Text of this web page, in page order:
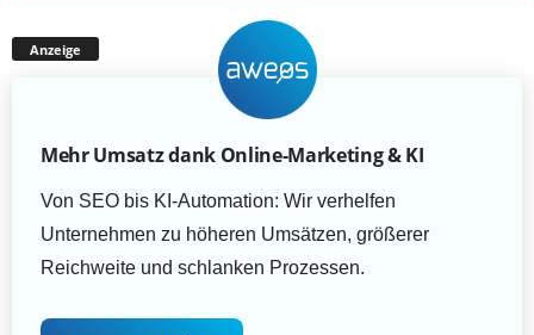
Anzeige
Mehr Umsatz dank Online-Marketing & KI
Von SEO bis KI-Automation: Wir verhelfen
Unternehmen zu höheren Umsätzen, größerer
Reichweite und schlanken Prozessen.